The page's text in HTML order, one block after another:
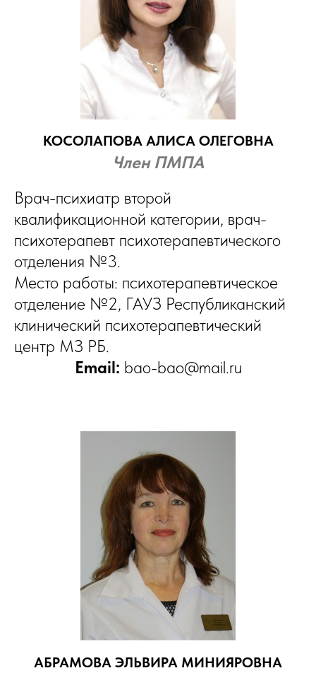
КОСОЛАПОВА АЛИСА ОЛЕГОВНА
Член ПМПА
Врач-психиатр второй
квалификационной категории, врач-
психотерапевт психотерапевтического
отделения №3.
Место работы: психотерапевтическое
отделение №2, ГАУЗ Республиканский
клинический психотерапевтический
центр МЗ РБ.
Email: bao-bao@mail.ru
АБРАМОВА ЭЛЬВИРА МИНИЯРОВНА